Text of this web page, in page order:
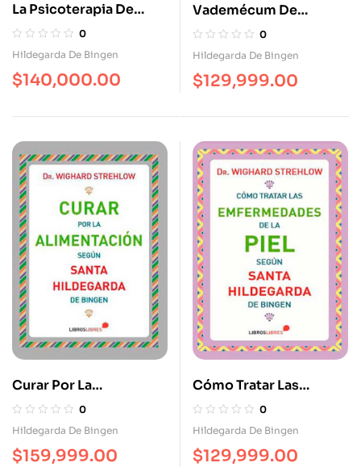
La Psicoterapia De
Santa Hildegarda De
Bingen
0
Hildegarda De Bingen
$140,000.00
Vademécum De
Remedios De Santa
Hildegarda De Bingen
0
Hildegarda De Bingen
$129,999.00
Curar Por La
Alimentación Según
Santa Hildegarda
0
Hildegarda De Bingen
$159,999.00
Cómo Tratar Las
Enfermedades De La
Piel Según Santa
0
Hildegarda De Bingen
$129,999.00